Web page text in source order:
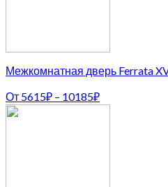
Межкомнатная дверь Ferrata
От 5615₽ – 10185₽